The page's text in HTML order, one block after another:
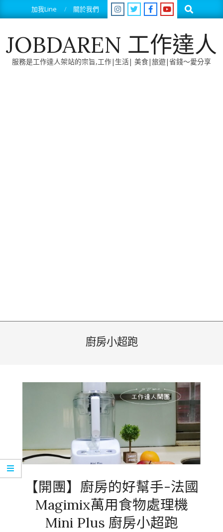
to
加我Line 關於我們 Search
JOBDAREN 工作達人
服務是工作達人架站的宗旨,工作|生活| 美食|旅遊|省錢～愛分享
廚房小超跑
【開團】廚房的好幫手-法國
Magimix萬用食物處理機
Mini Plus 廚房小超跑